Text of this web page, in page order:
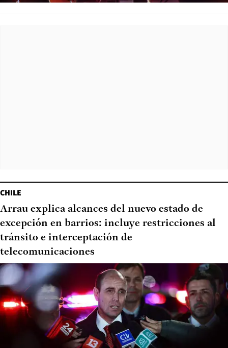
CHILE
Arrau explica alcances del nuevo estado de
excepción en barrios: incluye restricciones al
tránsito e interceptación de
telecomunicaciones